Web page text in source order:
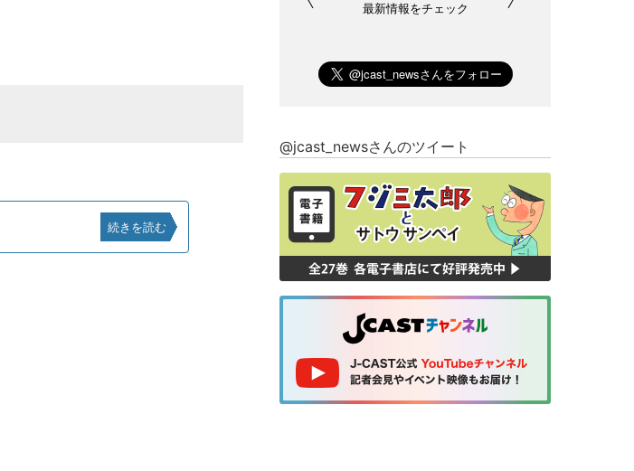
続きを読む
最新情報をチェック
@jcast_newsさんのツイート